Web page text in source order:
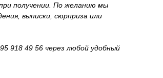
получении. По желанию мы
выписки, сюрприза или
918 49 56 через любой удобный